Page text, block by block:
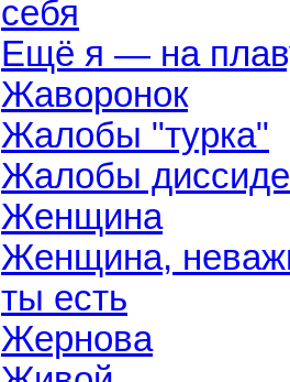
себя
Ещё я — на
Жаворонок
Жалобы "турка"
Жалобы
Женщина
Женщина,
ты есть
Жернова